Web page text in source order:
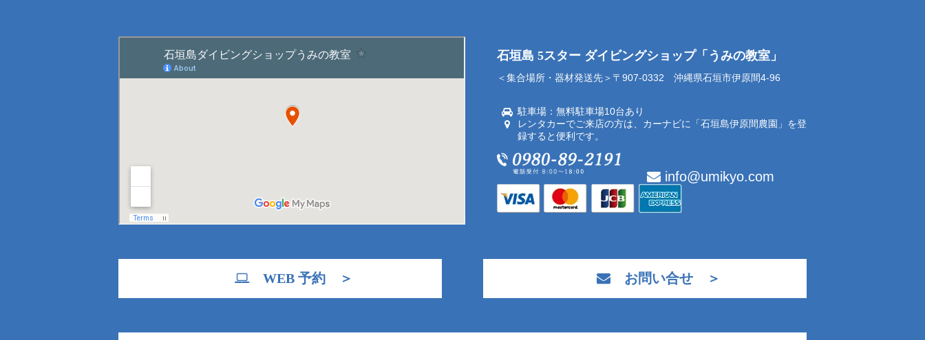
石垣島 5スター ダイビングショップ「うみの教室」
＜集合場所・器材発送先＞〒907-0332 沖縄県石垣市伊原間4-96
駐車場：無料駐車場10台あり
レンタカーでご来店の方は、カーナビに「石垣島伊原間農園」を登
録すると便利です。
info@umikyo.com
WEB 予約 ＞ お問い合せ ＞